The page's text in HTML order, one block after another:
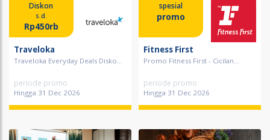
Diskon
s.d.
Rp450rb
Traveloka
Traveloka Everyday Deals Disko...
periode promo
Hingga 31 Dec 2026
spesial
promo
Fitness First
Promo Fitness First - Cicilan...
periode promo
Hingga 31 Dec 2026